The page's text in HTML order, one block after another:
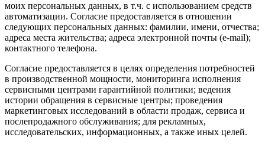
моих персональных данных, в т.ч. с использованием средств
автоматизации. Согласие предоставляется в отношении
следующих персональных данных: фамилии, имени, отчества;
адреса места жительства; адреса электронной почты (e-mail);
контактного телефона.
Согласие предоставляется в целях определения потребностей
в производственной мощности, мониторинга исполнения
сервисными центрами гарантийной политики; ведения
истории обращения в сервисные центры; проведения
маркетинговых исследований в области продаж, сервиса и
послепродажного обслуживания; для рекламных,
исследовательских, информационных, а также иных целей.